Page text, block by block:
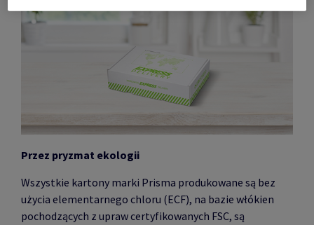
Przez pryzmat ekologii
Wszystkie kartony marki Prisma produkowane są bez
użycia elementarnego chloru (ECF), na bazie włókien
pochodzących z upraw certyfikowanych FSC, są